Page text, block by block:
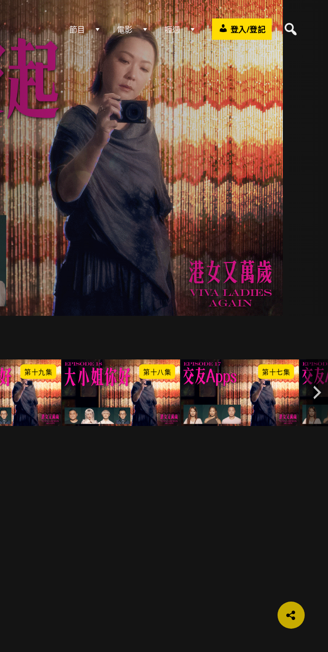
節目 電影 喱週 登入/登記
第十九集 第十八集 第十七集